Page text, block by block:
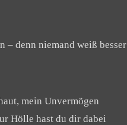
– denn niemand weiß besser
mein Unvermögen
Hölle hast du dir dabei